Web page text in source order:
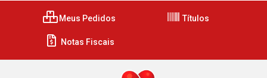
Meus Pedidos Títulos
Notas Fiscais